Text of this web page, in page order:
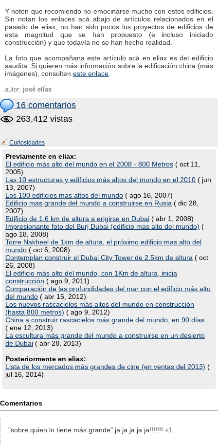
Y noten que recomiendo no emocinarse mucho con estos edificios.
Sin notan los enlaces acá abajo de artículos relacionados en el
pasado de eliax, no han sido pocos los proyectos de edificios de
esta magnitud que se han propuesto (e incluso iniciado
construcción) y que todavía no se han hecho realidad.
La foto que acompañana este artículo acá en eliax es del edificio
saudita. Si quieren más información sobre la edificación china (más
imágenes), consulten este enlace
autor: josé elías
16 comentarios
263,412 vistas
Curiosidades
Previamente en eliax:
El edificio más alto del mundo en el 2008 - 800 Metros ( oct 11,
2005)
Las 10 estructuras y edificios más altos del mundo en el 2010 ( jun
13, 2007)
Los 100 edificios mas altos del mundo ( ago 16, 2007)
Edificio mas grande del mundo a construirse en Rusia ( dic 28,
2007)
Edificio de 1.6 km de altura a erigirse en Dubai ( abr 1, 2008)
Impresionante foto del Burj Dubai (edificio mas alto del mundo) (
ago 18, 2008)
Torre Nakheel de 1km de altura, el próximo edificio mas alto del
mundo ( oct 6, 2008)
Contemplan construir el Dubai City Tower de 2.5km de altura ( oct
26, 2008)
El edificio más alto del mundo, con 1Km de altura, inicia
construcción ( ago 9, 2011)
Comparación de las profundidades del mar con el edificio más alto
del mundo ( abr 15, 2012)
Los nuevos rascacielos más altos del mundo en construcción
(hasta 800 metros) ( ago 9, 2012)
China a construir rascacielos más grande del mundo, en 90 días...
( ene 12, 2013)
La escultura más grande del mundo a construirse en un desierto
de Dubai ( abr 28, 2013)
Posteriormente en eliax:
Lista de los mercados más grandes de cine (en ventas del 2013) (
jul 16, 2014)
Comentarios
"sobre quien lo tiene más grande" ja ja ja ja ja!!!!!!! +1